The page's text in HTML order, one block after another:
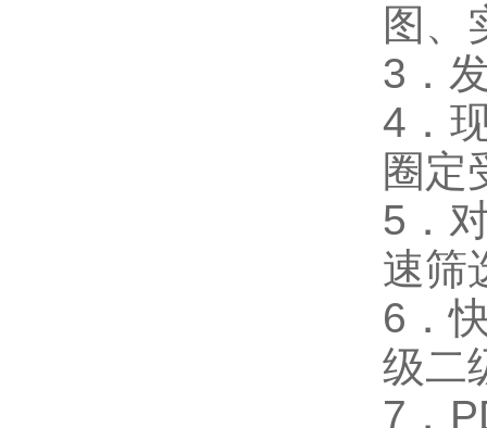
图、
3．
4．
圈定
5．
速筛
6．
级二
7．